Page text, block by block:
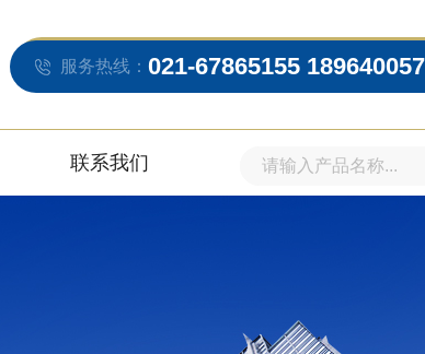
服务热线： 021-67865155
联系我们